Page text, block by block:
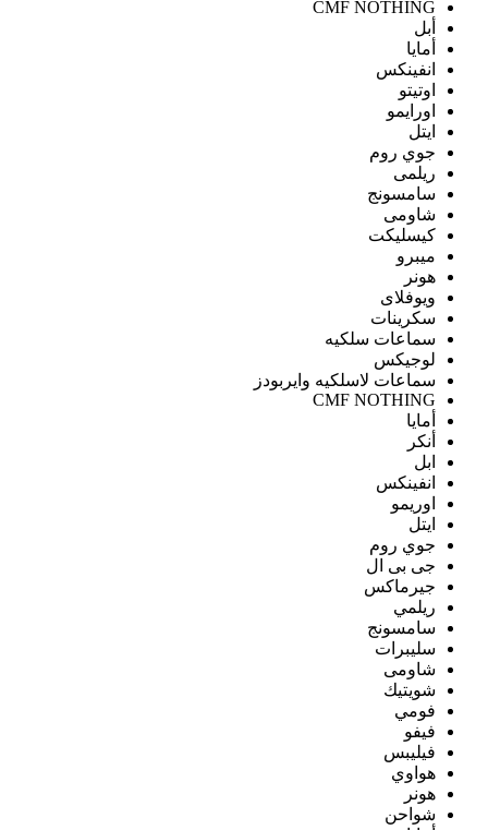
CMF NOTHING
أبل
أمايا
انفينكس
اوتيتو
اورايمو
ايتل
جوي روم
ريلمى
سامسونج
شاومى
كيسليكت
ميبرو
هونر
ويوفلاى
سكرينات
سماعات سلكيه
لوجيكس
سماعات لاسلكيه وايربودز
CMF NOTHING
أمايا
أنكر
ابل
انفينكس
اوريمو
ايتل
جوي روم
جى بى ال
جيرماكس
ريلمي
سامسونج
سليبرات
شاومى
شويتيك
فومي
فيفو
فيليبس
هواوي
هونر
شواحن